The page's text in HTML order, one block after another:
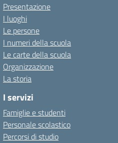
Presentazione
I luoghi
Le persone
I numeri della scuola
Le carte della scuola
Organizzazione
La storia
I servizi
Famiglie e studenti
Personale scolastico
Percorsi di studio